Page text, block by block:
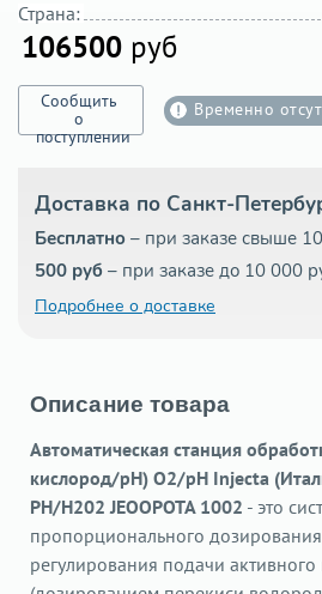
Страна:
106500 руб
Сообщить
о
поступлении
Временно
Доставка по Санкт-
Бесплатно – при заказе свыше
500 руб – при заказе до 10 000
Подробнее о доставке
Описание товара
Автоматическая станция
кислород/pH) O2/pH Injecta
PH/H202 JEOOPOTA 1002 - это
пропорционального
регулирования подачи